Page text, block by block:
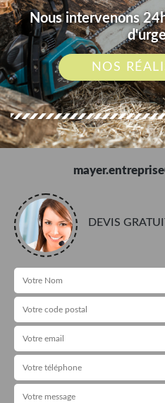
Nous intervenons
NOS
DEVIS